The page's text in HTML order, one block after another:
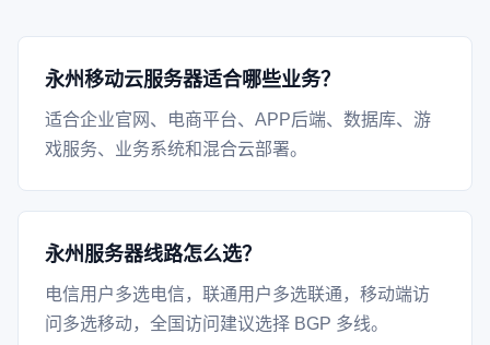
永州移动云服务器适合哪些业务？
适合企业官网、电商平台、APP后端、数据库、游
戏服务、业务系统和混合云部署。
永州服务器线路怎么选？
电信用户多选电信，联通用户多选联通，移动端访
问多选移动，全国访问建议选择 BGP 多线。